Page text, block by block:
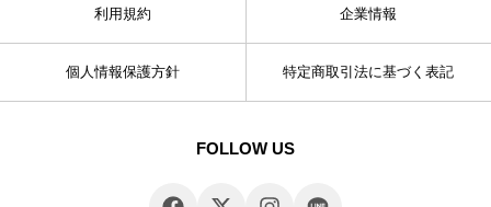
利用規約 企業情報
個人情報保護方針 特定商取引法に基づく表記
FOLLOW US